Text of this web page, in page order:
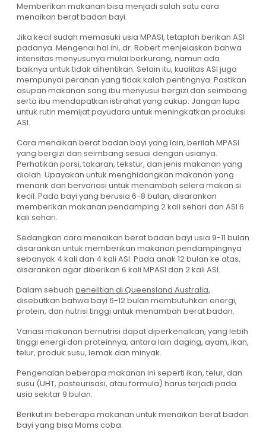
Memberikan makanan bisa menjadi salah satu cara
menaikan berat badan bayi.
Jika kecil sudah memasuki usia MPASI, tetaplah berikan ASI
padanya. Mengenai hal ini, dr. Robert menjelaskan bahwa
intensitas menyusunya mulai berkurang, namun ada
baiknya untuk tidak dihentikan. Selain itu, kualitas ASI juga
mempunyai peranan yang tidak kalah pentingnya. Pastikan
asupan makanan sang ibu menyusui bergizi dan seimbang
serta ibu mendapatkan istirahat yang cukup. Jangan lupa
untuk rutin memijat payudara untuk meningkatkan produksi
ASI.
Cara menaikan berat badan bayi yang lain, berilah MPASI
yang bergizi dan seimbang sesuai dengan usianya.
Perhatikan porsi, takaran, tekstur, dan jenis makanan yang
diolah. Upayakan untuk menghidangkan makanan yang
menarik dan bervariasi untuk menambah selera makan si
kecil. Pada bayi yang berusia 6-8 bulan, disarankan
memberikan makanan pendamping 2 kali sehari dan ASI 6
kali sehari.
Sedangkan cara menaikan berat badan bayi usia 9-11 bulan
disarankan untuk memberikan makanan pendampingnya
sebanyak 4 kali dan 4 kali ASI. Pada anak 12 bulan ke atas,
disarankan agar diberikan 6 kali MPASI dan 2 kali ASI.
Dalam sebuah penelitian di Queensland Australia,
disebutkan bahwa bayi 6-12 bulan membutuhkan energi,
protein, dan nutrisi tinggi untuk menambah berat badan.
Variasi makanan bernutrisi dapat diperkenalkan, yang lebih
tinggi energi dan proteinnya, antara lain daging, ayam, ikan,
telur, produk susu, lemak dan minyak.
Pengenalan beberapa makanan ini seperti ikan, telur, dan
susu (UHT, pasteurisasi, atau formula) harus terjadi pada
usia sekitar 9 bulan.
Berikut ini beberapa makanan untuk menaikan berat badan
bayi yang bisa Moms coba.